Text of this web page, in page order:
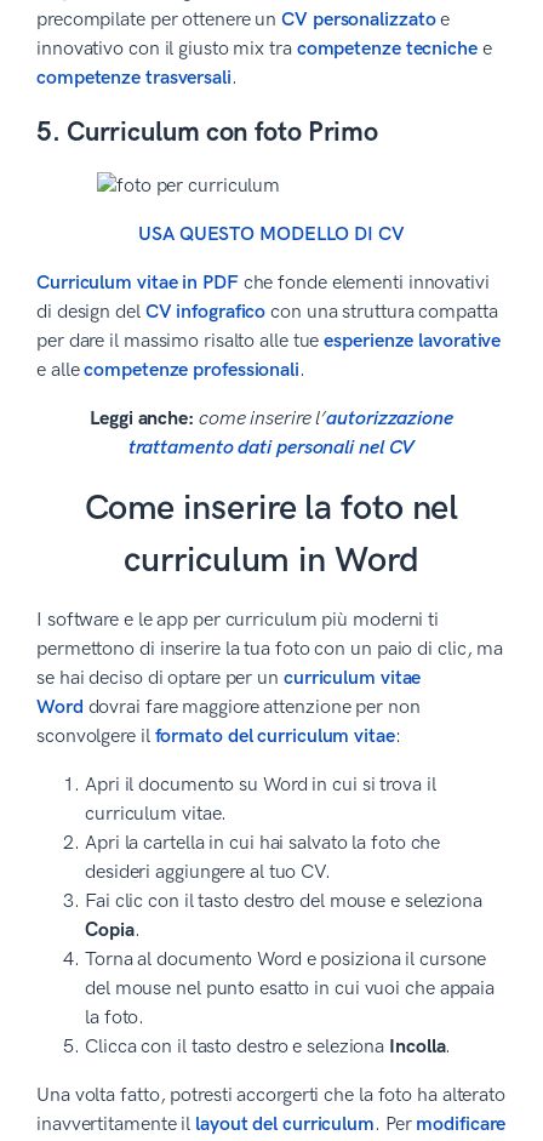
precompilate per ottenere unCV personalizzatoe
innovativo con il giusto mix tra competenze tecnichee
competenze trasversali.
5. Curriculum con foto Primo
USA QUESTO MODELLO DI CV
Curriculum vitae in PDFche fonde elementi innovativi
di design del CV infografico con una struttura compatta
per dare il massimo risalto alle tueesperienze lavorative
e allecompetenze professionali.
Leggi anche: come inserire l’autorizzazione
trattamento dati personali nel CV
Come inserire la foto nel
curriculum in Word
I software e le app per curriculum più moderni ti
permettono di inserire la tua foto con un paio di clic, ma
se hai deciso di optare per un curriculum vitae
Word dovrai fare maggiore attenzione per non
sconvolgere il formato del curriculum vitae:
Apri il documento su Word in cui si trova il
curriculum vitae.
Apri la cartella in cui hai salvato la foto che
desideri aggiungere al tuo CV.
Fai clic con il tasto destro del mouse e seleziona
Copia.
Torna al documento Word e posiziona il cursone
del mouse nel punto esatto in cui vuoi che appaia
la foto.
Clicca con il tasto destro e seleziona Incolla.
Una volta fatto, potresti accorgerti che la foto ha alterato
inavvertitamente il layout del curriculum. Per modificare